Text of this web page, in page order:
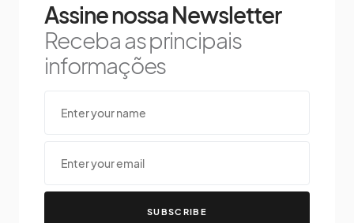
Assine nossa Newsletter
Receba as principais
informações
SUBSCRIBE